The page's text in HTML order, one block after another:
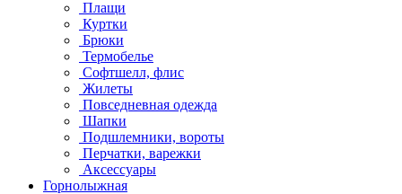
Плащи
Куртки
Брюки
Термобелье
Софтшелл, флис
Жилеты
Повседневная одежда
Шапки
Подшлемники, вороты
Перчатки, варежки
Аксессуары
Горнолыжная